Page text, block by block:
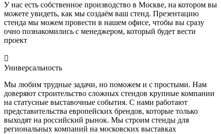
У нас есть собственное производство в Москве, на котором вы
можете увидеть, как мы создаём ваш стенд. Презентацию
стенда мы можем провести в нашем офисе, чтобы вы сразу
очно познакомились с менеджером, который будет вести
проект

Универсальность
Мы любим трудные задачи, но поможем и с простыми. Нам
доверяют строительство сложных стендов крупные компании
на статусные выставочные события. С нами работают
представительства европейских брендов, которые только
выходят на российский рынок. Мы строим стенды для
региональных компаний на московских выставках